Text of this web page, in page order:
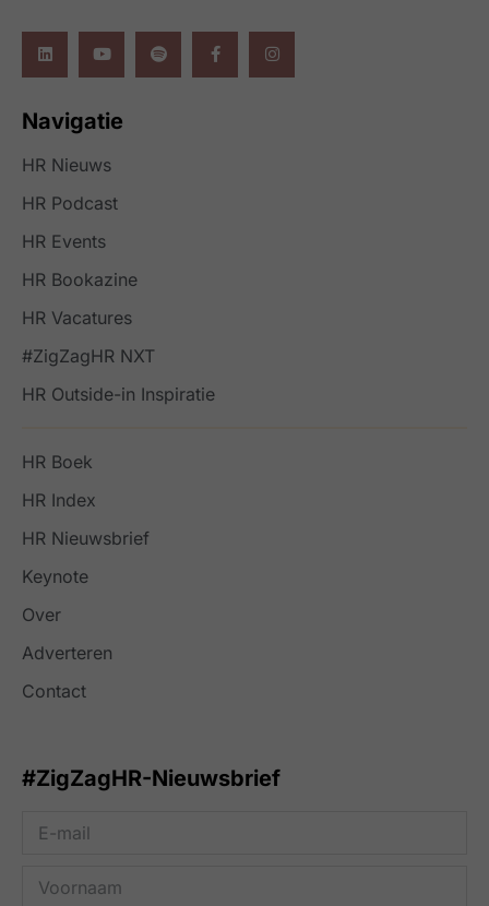
Navigatie
HR Nieuws
HR Podcast
HR Events
HR Bookazine
HR Vacatures
#ZigZagHR NXT
HR Outside-in Inspiratie
HR Boek
HR Index
HR Nieuwsbrief
Keynote
Over
Adverteren
Contact
#ZigZagHR-Nieuwsbrief